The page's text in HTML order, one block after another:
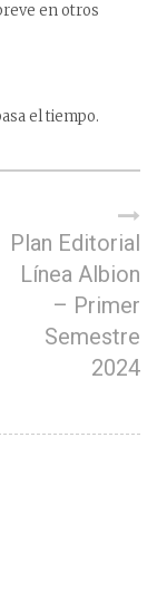
en otros
el tiempo.
Plan Editorial
Línea Albion
– Primer
Semestre
2024